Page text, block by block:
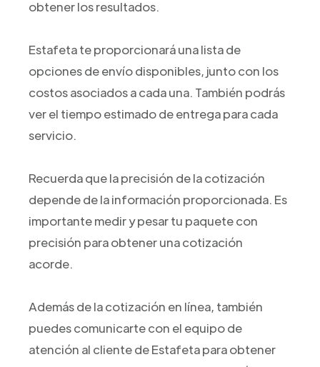
obtener los resultados.
Estafeta te proporcionará una lista de
opciones de envío disponibles, junto con los
costos asociados a cada una. También podrás
ver el tiempo estimado de entrega para cada
servicio.
Recuerda que la precisión de la cotización
depende de la información proporcionada. Es
importante medir y pesar tu paquete con
precisión para obtener una cotización
acorde.
Además de la cotización en línea, también
puedes comunicarte con el equipo de
atención al cliente de Estafeta para obtener